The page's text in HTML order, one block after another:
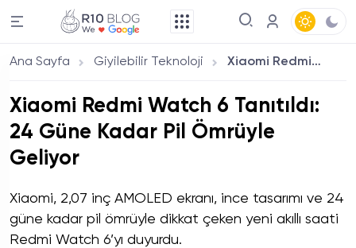
Ana Sayfa Giyilebilir Teknoloji Xiaomi Redmi Watch 6 Tanıtıldı: 24 Güne Kadar Pil Ömrüyle Geliyor
Xiaomi Redmi Watch 6 Tanıtıldı:
24 Güne Kadar Pil Ömrüyle
Geliyor
Xiaomi, 2,07 inç AMOLED ekranı, ince tasarımı ve 24
güne kadar pil ömrüyle dikkat çeken yeni akıllı saati
Redmi Watch 6’yı duyurdu.